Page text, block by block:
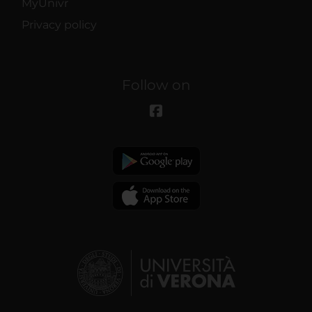
sezione dettagli. Puoi modificare
qualsiasi momento dalla
Utilizziamo i cookie per
MyUnivr
Privacy policy
Follow on